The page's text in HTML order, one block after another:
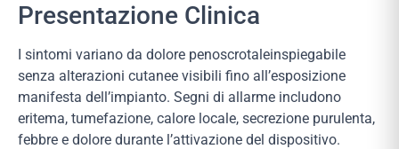
Presentazione Clinica
I sintomi variano da dolore penoscrotaleinspiegabile
senza alterazioni cutanee visibili fino all’esposizione
manifesta dell’impianto. Segni di allarme includono
eritema, tumefazione, calore locale, secrezione purulenta,
febbre e dolore durante l’attivazione del dispositivo.